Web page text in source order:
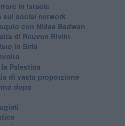
in Israele
sui social network
con Nidaa Badwan
di Reuven Rivlin
in Siria
Palestina
di vasta proporzione
dopo